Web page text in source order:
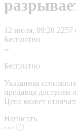
12 июля, 09:28 2257
Бесплатно
Бесплатно
Указанная
продавца доступен
Цена может
Написать